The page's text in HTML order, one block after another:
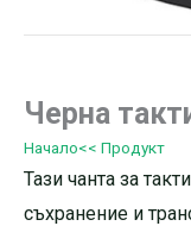
Черна
Начало<< Продукт
Тази чанта за
съхранение и